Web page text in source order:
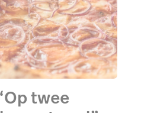
twee